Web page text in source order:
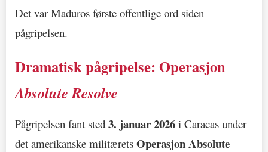
Det var Maduros første offentlige ord siden
pågripelsen.
Dramatisk pågripelse: Operasjon
Absolute Resolve
Pågripelsen fant sted 3. januar 2026 i Caracas under
det amerikanske militærets Operasjon Absolute